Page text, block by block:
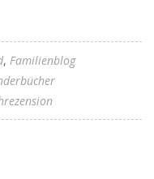
Familienblog